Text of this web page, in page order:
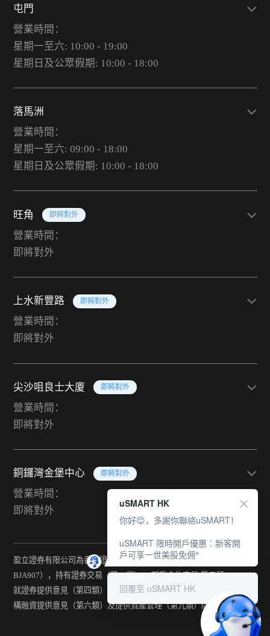
屯門
營業時間：
星期一至六: 10:00 - 19:00
星期日及公眾假期: 10:00 - 18:00
落馬洲
營業時間：
星期一至六: 09:00 - 18:00
星期日及公眾假期: 10:00 - 18:00
旺角 即將對外
營業時間：
即將對外
上水新豐路 即將對外
營業時間：
即將對外
尖沙咀良士大廈 即將對外
營業時間：
即將對外
銅鑼灣金堡中心 即將對外
營業時間：
即將對外
盈立證券有限公司為香港證監會持牌法團（中央編號：
BJA907），持有證券交易（第一類） 、期貨合約交易(第二類) 、
就證券提供意見（第四類） 、就期貨合約提供意見(第五類) 、就機
構融資提供意見（第六類）及提供資產管理（第九類）牌照。
uSMART HK
你好😊，多謝你聯絡uSMART！
uSMART 限時開戶優惠︰新客開
戶可享一世美股免佣^
回覆至 uSMART HK